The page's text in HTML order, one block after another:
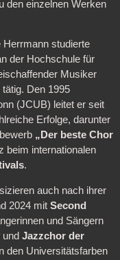
den einzelnen Werken
studierte
der Hochschule für
Musiker
Den 1995
(JCUB) leitet er seit
Erfolge, darunter
„Der beste Chor
beim internationalen
.
auch nach ihrer
2024 mit Second
und Sängern
und Jazzchor der
den Universitätsfarben